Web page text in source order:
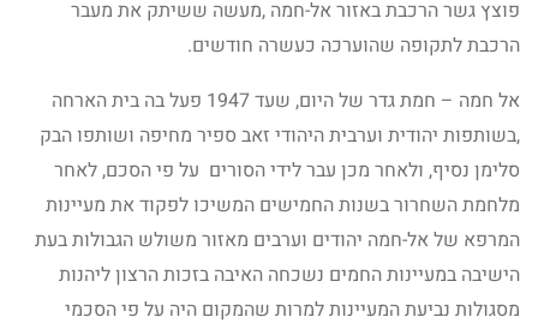
פוצץ גשר הרכבת באזור אל-חמה ,מעשה ששיתק את מעבר
הרכבת לתקופה שהוערכה כעשרה חודשים.
אל חמה – חמת גדר של היום, שעד 1947 פעל בה בית הארחה
,בשותפות יהודית וערבית היהודי זאב ספיר מחיפה ושותפו הבק
סלימן נסיף, ולאחר מכן עבר לידי הסורים על פי הסכם, לאחר
מלחמת השחרור בשנות החמישים המשיכו לפקוד את מעיינות
המרפא של אל-חמה יהודים וערבים מאזור משולש הגבולות בעת
הישיבה במעיינות החמים נשכחה האיבה בזכות הרצון ליהנות
מסגולות נביעת המעיינות למרות שהמקום היה על פי הסכמי